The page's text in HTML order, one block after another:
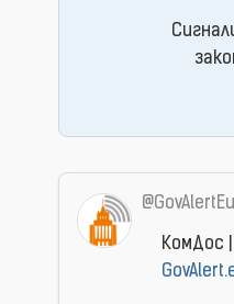
@GovAlertEu
КомДос